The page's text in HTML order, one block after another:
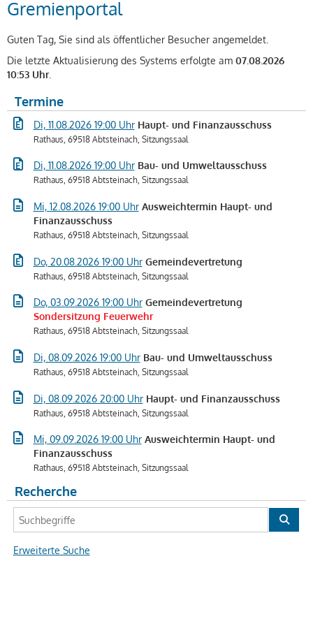
Gremienportal
Guten Tag, Sie sind als öffentlicher Besucher angemeldet.
Die letzte Aktualisierung des Systems erfolgte am 07.08.2026
10:53 Uhr.
Termine
Di, 11.08.2026 19:00 Uhr Haupt- und Finanzausschuss
Rathaus, 69518 Abtsteinach, Sitzungssaal
Di, 11.08.2026 19:00 Uhr Bau- und Umweltausschuss
Rathaus, 69518 Abtsteinach, Sitzungssaal
Mi, 12.08.2026 19:00 Uhr Ausweichtermin Haupt- und
Finanzausschuss
Rathaus, 69518 Abtsteinach, Sitzungssaal
Do, 20.08.2026 19:00 Uhr Gemeindevertretung
Rathaus, 69518 Abtsteinach, Sitzungssaal
Do, 03.09.2026 19:00 Uhr Gemeindevertretung
Sondersitzung Feuerwehr
Rathaus, 69518 Abtsteinach, Sitzungssaal
Di, 08.09.2026 19:00 Uhr Bau- und Umweltausschuss
Rathaus, 69518 Abtsteinach, Sitzungssaal
Di, 08.09.2026 20:00 Uhr Haupt- und Finanzausschuss
Rathaus, 69518 Abtsteinach, Sitzungssaal
Mi, 09.09.2026 19:00 Uhr Ausweichtermin Haupt- und
Finanzausschuss
Rathaus, 69518 Abtsteinach, Sitzungssaal
Recherche
Erweiterte Suche